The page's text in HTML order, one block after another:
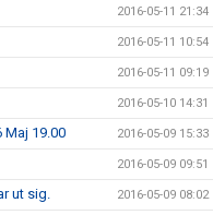
2016-05-11 21:34
2016-05-11 10:54
2016-05-11 09:19
2016-05-10 14:31
Maj 19.00 2016-05-09 15:33
2016-05-09 09:51
ut sig. 2016-05-09 08:02